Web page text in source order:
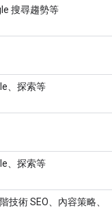
搜尋趨勢等
、探索等
、探索等
技術 SEO、內容策略、